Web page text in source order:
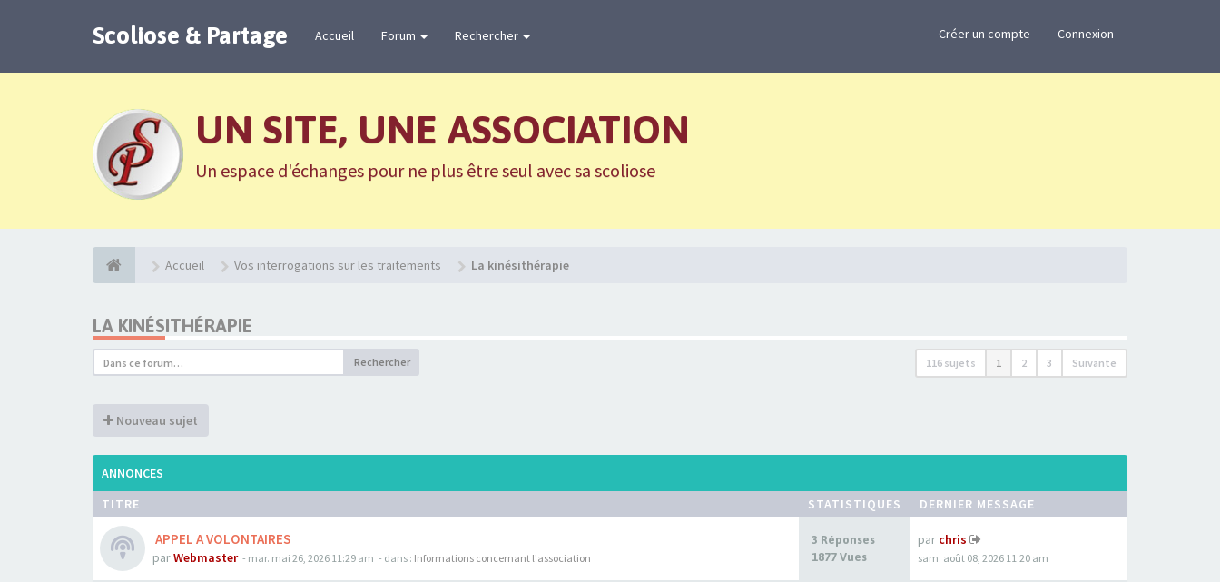
Scoliose & Partage Accueil Forum Rechercher Créer un compte Connexion
UN SITE, UNE ASSOCIATION
Un espace d'échanges pour ne plus être seul avec sa scoliose
Accueil Vos interrogations sur les traitements La kinésithérapie
LA KINÉSITHÉRAPIE
Rechercher 116 sujets 1 2 3 Suivante
Nouveau sujet
ANNONCES
TITRE
STATISTIQUES DERNIER MESSAGE
APPEL A VOLONTAIRES
parWebmaster - mar. mai 26, 2026 11:29 am - dans : Informations concernant l'association
3 Réponses
1877 Vues
par chris
sam. août 08, 2026 11:20 am